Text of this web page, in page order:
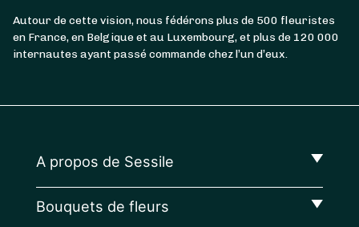
Autour de cette vision, nous fédérons plus de 500 fleuristes
en France, en Belgique et au Luxembourg, et plus de 120 000
internautes ayant passé commande chez l’un d’eux.
A propos de Sessile
Bouquets de fleurs